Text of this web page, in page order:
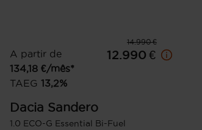
14.990 €
A partir de
134,18 €/mês*
TAEG 13,2%
12.990 €
Dacia Sandero
1.0 ECO-G Essential Bi-Fuel